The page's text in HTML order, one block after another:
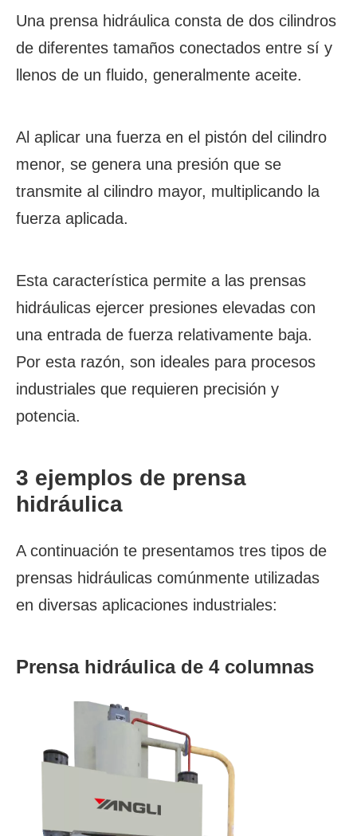
Una prensa hidráulica consta de dos cilindros
de diferentes tamaños conectados entre sí y
llenos de un fluido, generalmente aceite.
Al aplicar una fuerza en el pistón del cilindro
menor, se genera una presión que se
transmite al cilindro mayor, multiplicando la
fuerza aplicada.
Esta característica permite a las prensas
hidráulicas ejercer presiones elevadas con
una entrada de fuerza relativamente baja.
Por esta razón, son ideales para procesos
industriales que requieren precisión y
potencia.
3 ejemplos de prensa
hidráulica
A continuación te presentamos tres tipos de
prensas hidráulicas comúnmente utilizadas
en diversas aplicaciones industriales:
Prensa hidráulica de 4 columnas